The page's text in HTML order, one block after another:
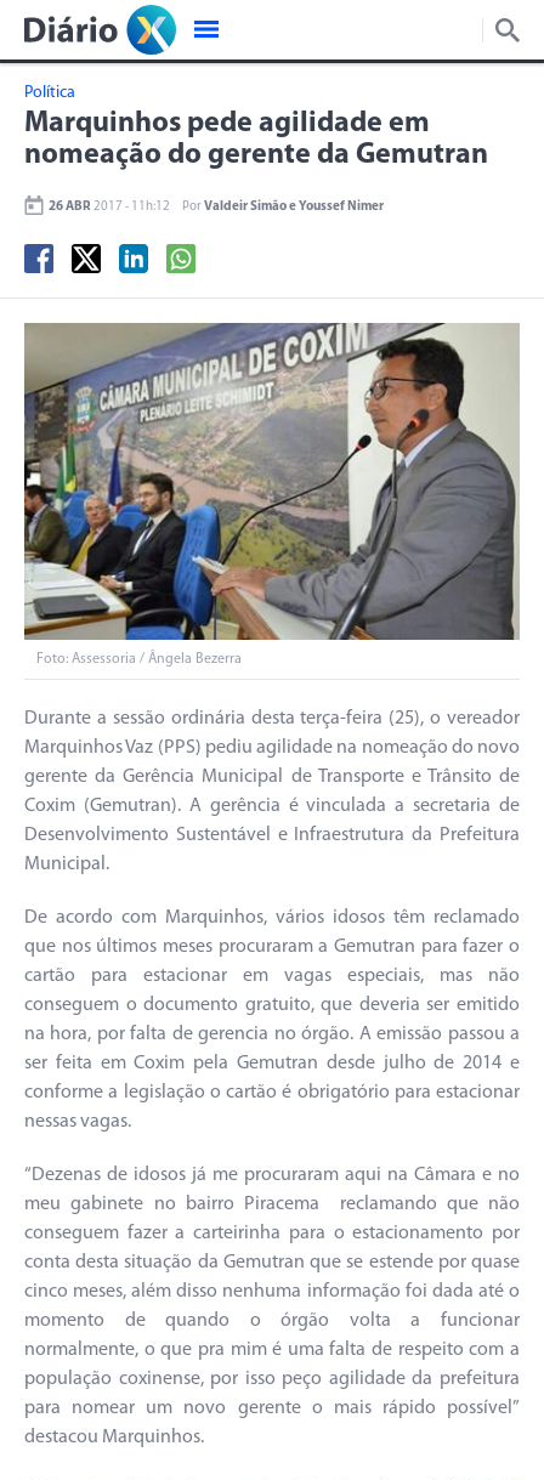
Política
Marquinhos pede agilidade em
nomeação do gerente da Gemutran
26 ABR 2017 - 11h:12 PorValdeir Simão e Youssef Nimer
Foto: Assessoria / Ângela Bezerra
Durante a sessão ordinária desta terça-feira (25), o vereador
Marquinhos Vaz (PPS) pediu agilidade na nomeação do novo
gerente da Gerência Municipal de Transporte e Trânsito de
Coxim (Gemutran). A gerência é vinculada a secretaria de
Desenvolvimento Sustentável e Infraestrutura da Prefeitura
Municipal.
De acordo com Marquinhos, vários idosos têm reclamado
que nos últimos meses procuraram a Gemutran para fazer o
cartão para estacionar em vagas especiais, mas não
conseguem o documento gratuito, que deveria ser emitido
na hora, por falta de gerencia no órgão. A emissão passou a
ser feita em Coxim pela Gemutran desde julho de 2014 e
conforme a legislação o cartão é obrigatório para estacionar
nessas vagas.
“Dezenas de idosos já me procuraram aqui na Câmara e no
meu gabinete no bairro Piracema reclamando que não
conseguem fazer a carteirinha para o estacionamento por
conta desta situação da Gemutran que se estende por quase
cinco meses, além disso nenhuma informação foi dada até o
momento de quando o órgão volta a funcionar
normalmente, o que pra mim é uma falta de respeito com a
população coxinense, por isso peço agilidade da prefeitura
para nomear um novo gerente o mais rápido possível”
destacou Marquinhos.